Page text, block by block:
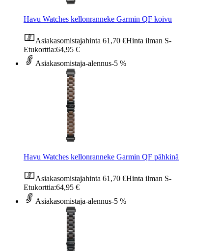
Havu Watches kellonranneke Garmin QF koivu
Asiakasomistajahinta 61,70 €Hinta ilman S-
Etukorttia:64,95 €
Asiakasomistaja-alennus-5 %
Havu Watches kellonranneke Garmin QF pähkinä
Asiakasomistajahinta 61,70 €Hinta ilman S-
Etukorttia:64,95 €
Asiakasomistaja-alennus-5 %